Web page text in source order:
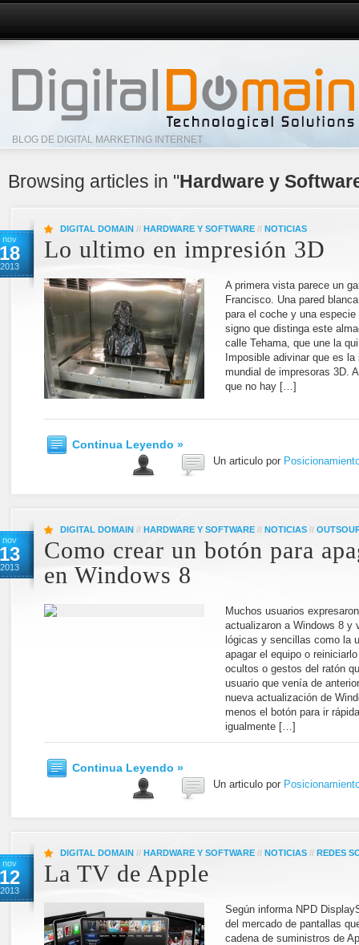
BLOG DE DIGITAL MARKETING INTERNET
Browsing articles in "Hardware y
nov
18
2013
DIGITAL DOMAIN // HARDWARE Y SOFTWARE // NOTICIAS
Lo ultimo en impresión 3D
A primera vista parece un
Francisco. Una pared
para el coche y una
signo que distinga este
calle Tehama, que une la
Imposible adivinar que es
mundial de impresoras 3D.
que no hay […]
Continua Leyendo »
Un articulo por
nov
13
2013
DIGITAL DOMAIN // HARDWARE Y SOFTWARE // NOTICIAS //
Como crear un botón para
en Windows 8
Muchos usuarios
actualizaron a Windows 8 y
lógicas y sencillas como la
apagar el equipo o
ocultos o gestos del ratón
usuario que venía de
nueva actualización de
menos el botón para ir
igualmente […]
Continua Leyendo »
Un articulo por
nov
12
2013
DIGITAL DOMAIN // HARDWARE Y SOFTWARE // NOTICIAS // REDES
La TV de Apple
Según informa NPD
del mercado de pantallas
cadena de suministros de